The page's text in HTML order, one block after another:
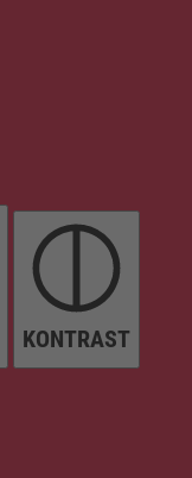
KONTRAST